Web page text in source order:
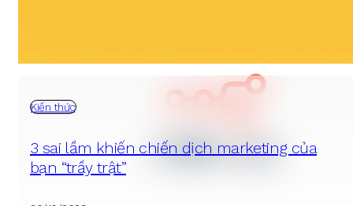
Kiến thức
3 sai lầm khiến chiến dịch marketing của
bạn “trầy trật”